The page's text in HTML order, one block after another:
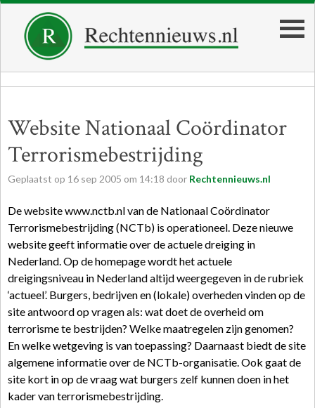
Website Nationaal Coördinator
Terrorismebestrijding
Geplaatst op 16 sep 2005 om 14:18 door Rechtennieuws.nl
De website www.nctb.nl van de Nationaal Coördinator
Terrorismebestrijding (NCTb) is operationeel. Deze nieuwe
website geeft informatie over de actuele dreiging in
Nederland. Op de homepage wordt het actuele
dreigingsniveau in Nederland altijd weergegeven in de rubriek
‘actueel’. Burgers, bedrijven en (lokale) overheden vinden op de
site antwoord op vragen als: wat doet de overheid om
terrorisme te bestrijden? Welke maatregelen zijn genomen?
En welke wetgeving is van toepassing? Daarnaast biedt de site
algemene informatie over de NCTb-organisatie. Ook gaat de
site kort in op de vraag wat burgers zelf kunnen doen in het
kader van terrorismebestrijding.